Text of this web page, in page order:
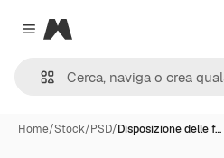
Close menu
Magnific
Home/Stock/PSD/Disposizione delle f…